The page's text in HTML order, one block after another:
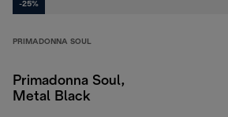
-25%
PRIMADONNA SOUL
Primadonna Soul,
Metal Black